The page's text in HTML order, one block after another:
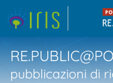
pubblicazioni di